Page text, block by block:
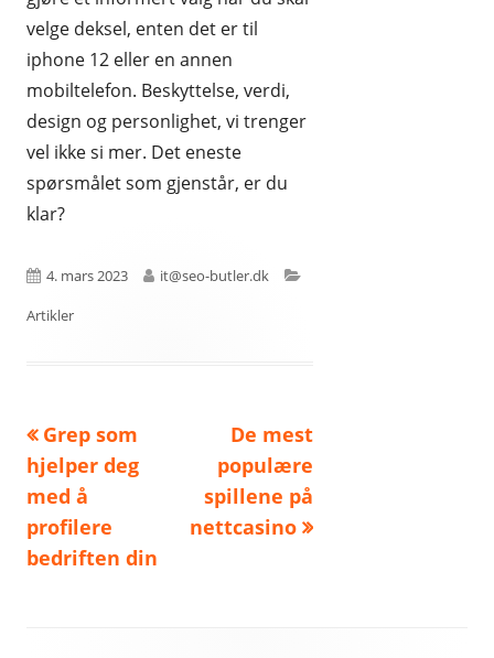
velge deksel, enten det er til
iphone 12 eller en annen
mobiltelefon. Beskyttelse, verdi,
design og personlighet, vi trenger
vel ikke si mer. Det eneste
spørsmålet som gjenstår, er du
klar?
Published
on
4. mars 2023 Author
it@seo-butler.dk
Artikler
Innleggsnavigasjon
Previous
article:
Grep som
hjelper deg
med å
profilere
bedriften din
Next
article:
De mest
populære
spillene på
nettcasino